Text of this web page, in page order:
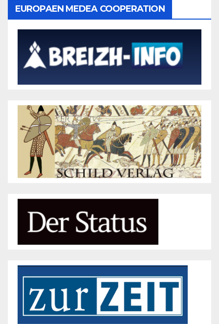
EUROPAEN MEDEA COOPERATION